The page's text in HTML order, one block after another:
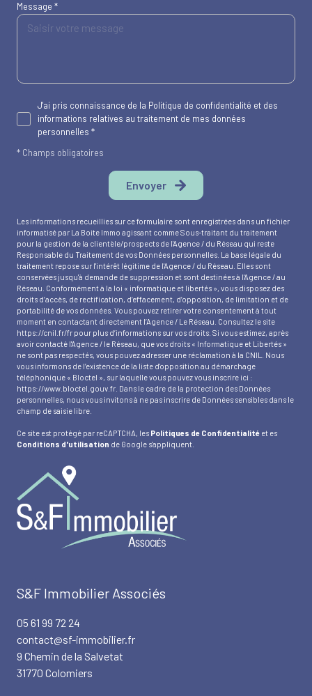
Message *
J'ai pris connaissance de la Politique de confidentialité et des
informations relatives au traitement de mes données
personnelles *
* Champs obligatoires
Envoyer
Les informations recueillies sur ce formulaire sont enregistrées dans un fichier
informatisé par La Boite Immo agissant comme Sous-traitant du traitement
pour la gestion de la clientèle/prospects de l'Agence / du Réseau qui reste
Responsable du Traitement de vos Données personnelles. La base légale du
traitement repose sur l'intérêt légitime de l'Agence / du Réseau. Elles sont
conservées jusqu'à demande de suppression et sont destinées à l'Agence / au
Réseau. Conformément à la loi « informatique et libertés », vous disposez des
droits d’accès, de rectification, d’effacement, d’opposition, de limitation et de
portabilité de vos données. Vous pouvez retirer votre consentement à tout
moment en contactant directement l’Agence / Le Réseau. Consultez le site
https://cnil.fr/fr pour plus d’informations sur vos droits. Si vous estimez, après
avoir contacté l'Agence / le Réseau, que vos droits « Informatique et Libertés »
ne sont pas respectés, vous pouvez adresser une réclamation à la CNIL. Nous
vous informons de l’existence de la liste d'opposition au démarchage
téléphonique « Bloctel », sur laquelle vous pouvez vous inscrire ici :
https://www.bloctel.gouv.fr . Dans le cadre de la protection des Données
personnelles, nous vous invitons à ne pas inscrire de Données sensibles dans le
champ de saisie libre.
Ce site est protégé par reCAPTCHA, lesPolitiques de Confidentialité et es
Conditions d'utilisation de Google s'appliquent.
S&F Immobilier Associés
05 61 99 72 24
contact@sf-immobilier.fr
9 Chemin de la Salvetat
31770 Colomiers